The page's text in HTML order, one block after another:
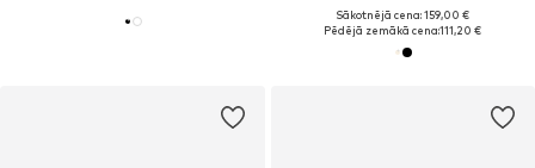
Sākotnējā cena: 159,00 €
Pēdējā zemākā cena:111,20 €